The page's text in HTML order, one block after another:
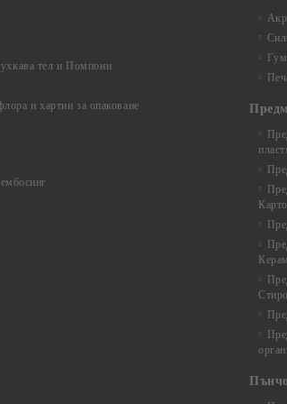
тел и Помпони
и хартии за опаковане